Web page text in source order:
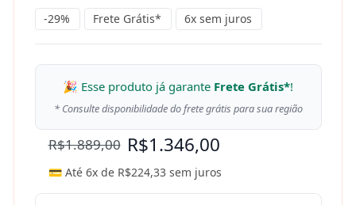
-29% Frete Grátis* 6x sem juros
🎉 Esse produto já garante Frete Grátis*!
* Consulte disponibilidade do frete grátis para sua região
R$1.889,00 R$1.346,00
💳 Até 6x de R$224,33 sem juros